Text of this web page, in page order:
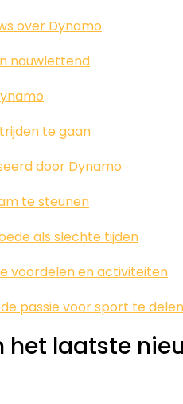
over Dynamo
nauwlettend
te gaan
door Dynamo
te steunen
als slechte tijden
voordelen en activiteiten
passie voor sport te
het laatste